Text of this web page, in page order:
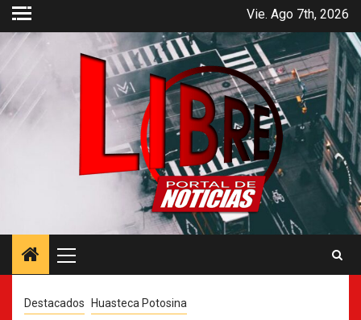
Saltar
contenido
Vie. Ago 7th, 2026
principal
Destacados Huasteca Potosina